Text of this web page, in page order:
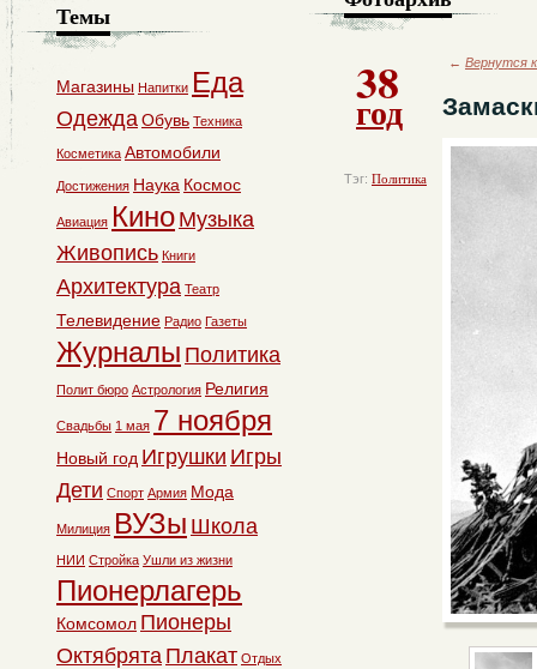
38
год
Тэг: Политика
← Вернутся
Темы
Магазины Напитки Еда
ОдеждаОбувь Техника
Косметика Автомобили
Достижения Наука Космос
Авиация Кино Музыка
Живопись Книги
Архитектура Театр
Телевидение Радио Газеты
Журналы Политика
Полит бюро Астрология Религия
Свадьбы 1 мая 7 ноября
Новый год Игрушки Игры
Дети Спорт Армия Мода
Милиция ВУЗы Школа
НИИ Стройка Ушли из жизни
Пионерлагерь
Комсомол Пионеры
Октябрята Плакат Отдых